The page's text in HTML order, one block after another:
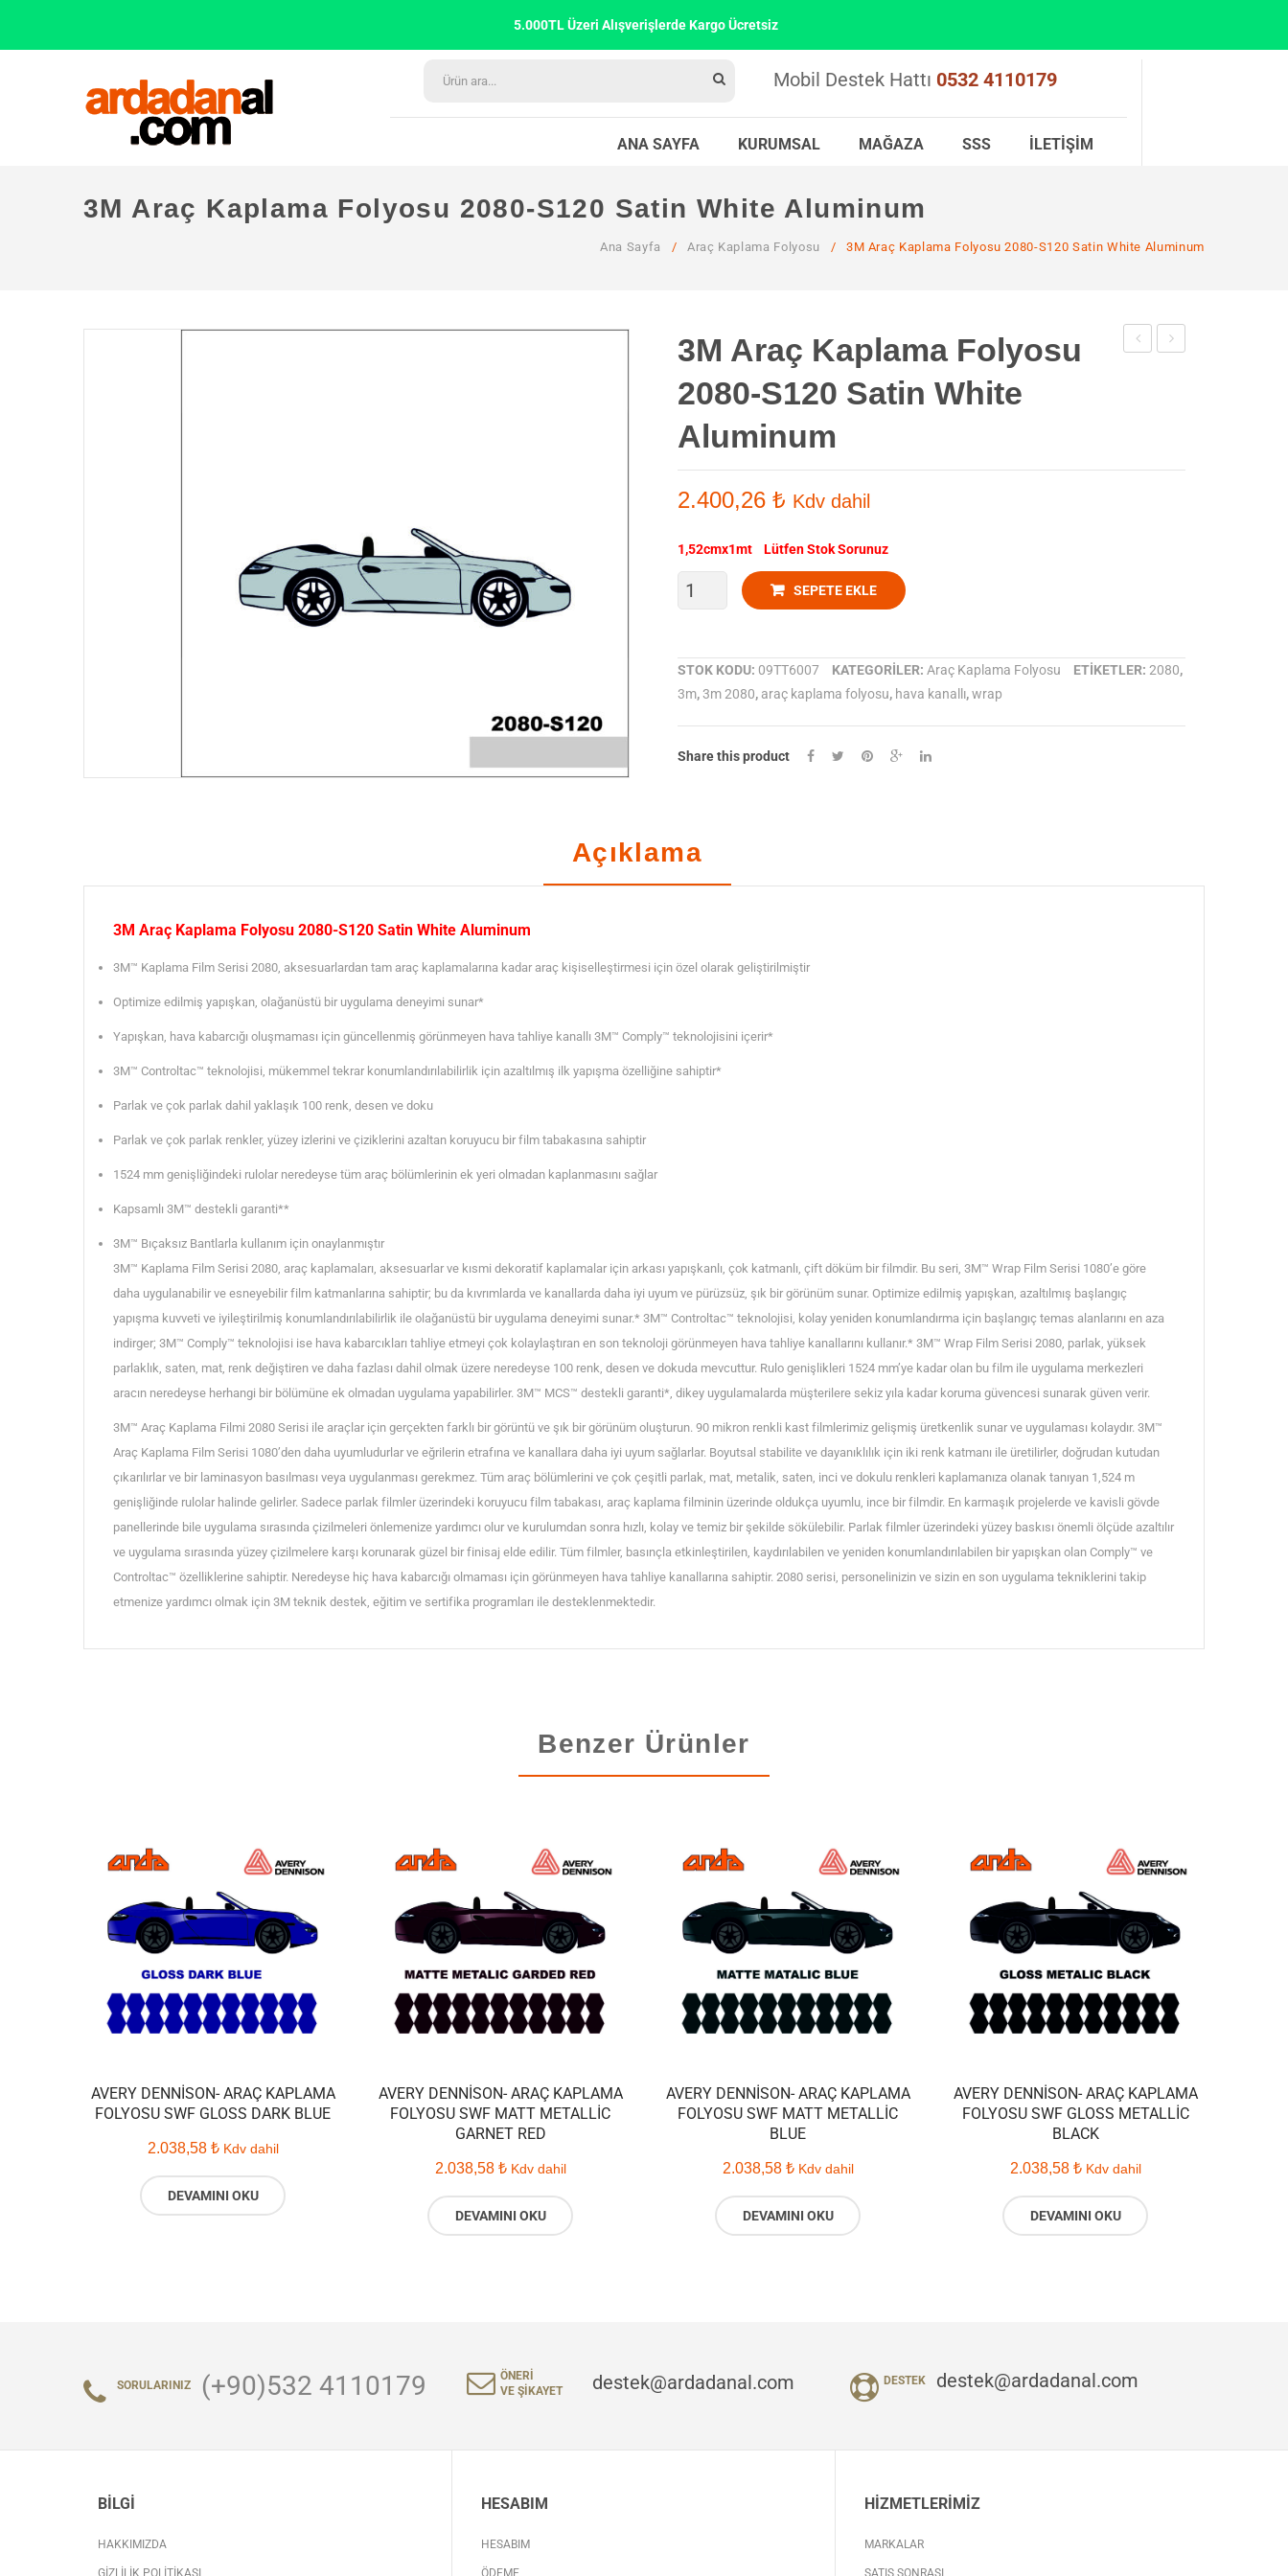
5.000TL Üzeri Alışverişlerde Kargo Ücretsiz
Mobil Destek Hattı 0532 4110179
ANA SAYFA KURUMSAL MAĞAZA SSS İLETIŞIM
3M Araç Kaplama Folyosu 2080-S120 Satin White Aluminum
Ana Sayfa / Araç Kaplama Folyosu / 3M Araç Kaplama Folyosu 2080-S120 Satin White Aluminum
M227S261
3M Araç Kaplama Folyosu
2080-S120 Satin White
Aluminum
2.400,26 ₺ Kdv dahil
1,52cmx1mt Lütfen Stok Sorunuz
3M
Kaplama
Folyosu
White
Aluminum
SEPETE EKLE
STOK KODU: 09TT6007 KATEGORILER: Araç Kaplama Folyosu ETIKETLER: 2080,
3m,3m 2080, araç kaplama folyosu, hava kanallı,wrap
Share this product
Açıklama
3M Araç Kaplama Folyosu 2080-S120 Satin White Aluminum
3M™ Kaplama Film Serisi 2080, aksesuarlardan tam araç kaplamalarına kadar araç kişiselleştirmesi için özel olarak geliştirilmiştir
Optimize edilmiş yapışkan, olağanüstü bir uygulama deneyimi sunar*
Yapışkan, hava kabarcığı oluşmaması için güncellenmiş görünmeyen hava tahliye kanallı 3M™ Comply™ teknolojisini içerir*
3M™ Controltac™ teknolojisi, mükemmel tekrar konumlandırılabilirlik için azaltılmış ilk yapışma özelliğine sahiptir*
Parlak ve çok parlak dahil yaklaşık 100 renk, desen ve doku
Parlak ve çok parlak renkler, yüzey izlerini ve çiziklerini azaltan koruyucu bir film tabakasına sahiptir
1524 mm genişliğindeki rulolar neredeyse tüm araç bölümlerinin ek yeri olmadan kaplanmasını sağlar
Kapsamlı 3M™ destekli garanti**
3M™ Bıçaksız Bantlarla kullanım için onaylanmıştır
3M™ Kaplama Film Serisi 2080, araç kaplamaları, aksesuarlar ve kısmi dekoratif kaplamalar için arkası yapışkanlı, çok katmanlı, çift döküm bir filmdir. Bu seri, 3M™ Wrap Film Serisi 1080’e göre
daha uygulanabilir ve esneyebilir film katmanlarına sahiptir; bu da kıvrımlarda ve kanallarda daha iyi uyum ve pürüzsüz, şık bir görünüm sunar. Optimize edilmiş yapışkan, azaltılmış başlangıç
yapışma kuvveti ve iyileştirilmiş konumlandırılabilirlik ile olağanüstü bir uygulama deneyimi sunar.* 3M™ Controltac™ teknolojisi, kolay yeniden konumlandırma için başlangıç temas alanlarını en aza
indirger; 3M™ Comply™ teknolojisi ise hava kabarcıkları tahliye etmeyi çok kolaylaştıran en son teknoloji görünmeyen hava tahliye kanallarını kullanır.* 3M™ Wrap Film Serisi 2080, parlak, yüksek
parlaklık, saten, mat, renk değiştiren ve daha fazlası dahil olmak üzere neredeyse 100 renk, desen ve dokuda mevcuttur. Rulo genişlikleri 1524 mm’ye kadar olan bu film ile uygulama merkezleri
aracın neredeyse herhangi bir bölümüne ek olmadan uygulama yapabilirler. 3M™ MCS™ destekli garanti*, dikey uygulamalarda müşterilere sekiz yıla kadar koruma güvencesi sunarak güven verir.
3M™ Araç Kaplama Filmi 2080 Serisi ile araçlar için gerçekten farklı bir görüntü ve şık bir görünüm oluşturun. 90 mikron renkli kast filmlerimiz gelişmiş üretkenlik sunar ve uygulaması kolaydır. 3M™
Araç Kaplama Film Serisi 1080’den daha uyumludurlar ve eğrilerin etrafına ve kanallara daha iyi uyum sağlarlar. Boyutsal stabilite ve dayanıklılık için iki renk katmanı ile üretilirler, doğrudan kutudan
çıkarılırlar ve bir laminasyon basılması veya uygulanması gerekmez. Tüm araç bölümlerini ve çok çeşitli parlak, mat, metalik, saten, inci ve dokulu renkleri kaplamanıza olanak tanıyan 1,524 m
genişliğinde rulolar halinde gelirler. Sadece parlak filmler üzerindeki koruyucu film tabakası, araç kaplama filminin üzerinde oldukça uyumlu, ince bir filmdir. En karmaşık projelerde ve kavisli gövde
panellerinde bile uygulama sırasında çizilmeleri önlemenize yardımcı olur ve kurulumdan sonra hızlı, kolay ve temiz bir şekilde sökülebilir. Parlak filmler üzerindeki yüzey baskısı önemli ölçüde azaltılır
ve uygulama sırasında yüzey çizilmelere karşı korunarak güzel bir finisaj elde edilir. Tüm filmler, basınçla etkinleştirilen, kaydırılabilen ve yeniden konumlandırılabilen bir yapışkan olan Comply™ ve
Controltac™ özelliklerine sahiptir. Neredeyse hiç hava kabarcığı olmaması için görünmeyen hava tahliye kanallarına sahiptir. 2080 serisi, personelinizin ve sizin en son uygulama tekniklerini takip
etmenize yardımcı olmak için 3M teknik destek, eğitim ve sertifika programları ile desteklenmektedir.
Benzer Ürünler
AVERY DENNISON- ARAÇ KAPLAMA
FOLYOSU SWF GLOSS DARK BLUE
2.038,58 ₺ Kdv dahil
DEVAMINI OKU
AVERY DENNISON- ARAÇ KAPLAMA
FOLYOSU SWF MATT METALLIC
GARNET RED
2.038,58 ₺ Kdv dahil
DEVAMINI OKU
AVERY DENNISON- ARAÇ KAPLAMA
FOLYOSU SWF MATT METALLIC
BLUE
2.038,58 ₺ Kdv dahil
DEVAMINI OKU
AVERY DENNISON- ARAÇ KAPLAMA
FOLYOSU SWF GLOSS METALLIC
BLACK
2.038,58 ₺ Kdv dahil
DEVAMINI OKU
SORULARINIZ (+90)532 4110179
ÖNERI
VE ŞIKAYET
destek@ardadanal.com DESTEK destek@ardadanal.com
BILGI
HAKKIMIZDA
GIZLILIK POLITIKASI
HESABIM
HESABIM
ÖDEME
HIZMETLERIMIZ
MARKALAR
SATIŞ SONRASI